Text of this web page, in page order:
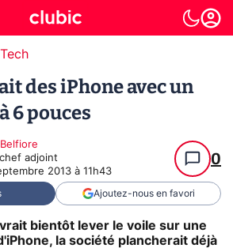
des iPhone avec un
6 pouces
adjoint
2013 à 11h43
0
Ajoutez-nous en favori
bientôt lever le voile sur une
la société plancherait déjà